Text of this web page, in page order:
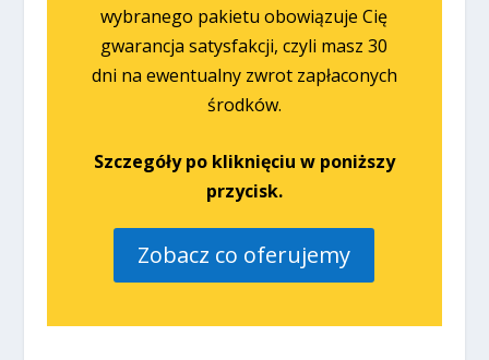
wybranego pakietu obowiązuje Cię
gwarancja satysfakcji, czyli masz 30
dni na ewentualny zwrot zapłaconych
środków.
Szczegóły po kliknięciu w poniższy
przycisk.
Zobacz co oferujemy